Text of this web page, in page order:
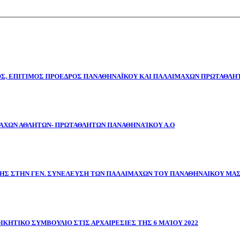
ΕΠΙΤΙΜΟΣ ΠΡΟΕΔΡΟΣ ΠΑΝΑΘΗΝΑΪΚΟΥ ΚΑΙ ΠΑΛΑΙΜΑΧΩΝ
ΑΘΛΗΤΩΝ- ΠΡΩΤΑΘΛΗΤΩΝ ΠΑΝΑΘΗΝΑΊΚΟΥ Α.Ο
ΣΤΗΝ ΓΕΝ. ΣΥΝΕΛΕΥΣΗ ΤΩΝ ΠΑΛΑΙΜΑΧΩΝ ΤΟΥ ΠΑΝΑΘΗΝΑΙΚΟΥ ΜΑΣ
ΣΥΜΒΟΥΛΙΟ ΣΤΙΣ ΑΡΧΑΙΡΕΣΙΕΣ ΤΗΣ 6 ΜΑΊΟΥ 2022